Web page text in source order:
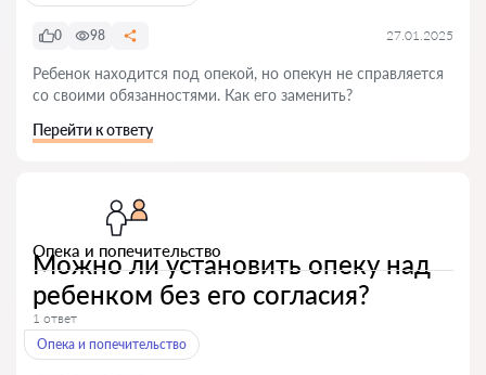
0 98 27.01.2025
Ребенок находится под опекой, но опекун не справляется
со своими обязанностями. Как его заменить?
Перейти к ответу
Опека и попечительство
Можно ли установить опеку над
ребенком без его согласия?
1 ответ
Опека и попечительство